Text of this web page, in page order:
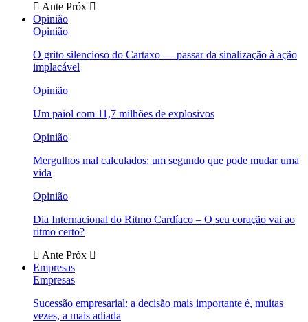
Ante Próx
Opinião
Opinião
O grito silencioso do Cartaxo — passar da sinalização à ação
implacável
Opinião
Um paiol com 11,7 milhões de explosivos
Opinião
Mergulhos mal calculados: um segundo que pode mudar uma
vida
Opinião
Dia Internacional do Ritmo Cardíaco – O seu coração vai ao
ritmo certo?
Ante Próx
Empresas
Empresas
Sucessão empresarial: a decisão mais importante é, muitas
vezes, a mais adiada